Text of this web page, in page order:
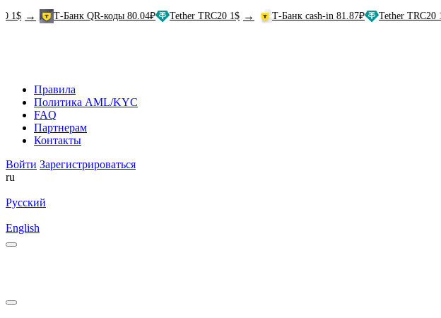
Т-Банк QR-коды 80.04₽ Tether TRC20 1$ → Т-Банк cash-in 81.87₽ Tether TRC20 1$ →
Правила
Политика AML/KYC
FAQ
Партнерам
Контакты
Войти Зарегистрироваться
ru
Русский
English